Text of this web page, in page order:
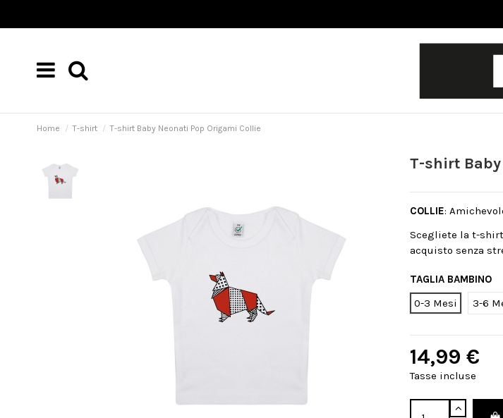
Home T-shirt T-shirt Baby Neonati Pop Origami Collie
T-shirt
COLLIE:
Scegliete la t-
acquisto senza
TAGLIA BAMBINO
0-3 Mesi
3-6
14,99 €
Tasse incluse